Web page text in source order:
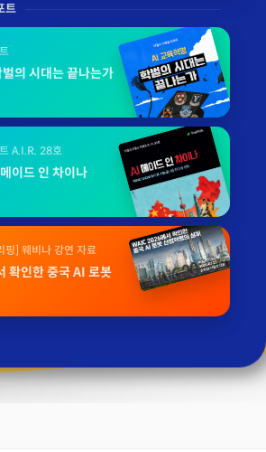
트
의 시대는 끝나는가
A.I.R. 28호
이드 인 차이나
핑] 웨비나 강연 자료
확인한 중국 AI 로봇